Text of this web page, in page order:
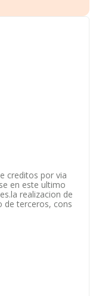
creditos por via
en este ultimo
realizacion de
de terceros, cons